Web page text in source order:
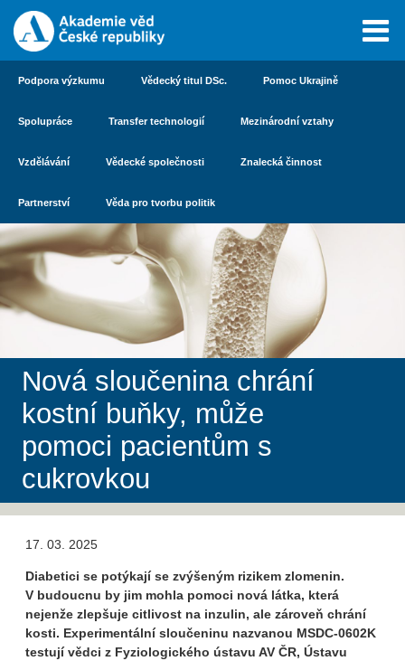
Podpora výzkumu Vědecký titul DSc. Pomoc Ukrajině
Spolupráce Transfer technologií Mezinárodní vztahy
Vzdělávání Vědecké společnosti Znalecká činnost
Partnerství Věda pro tvorbu politik
Nová sloučenina chrání
kostní buňky, může
pomoci pacientům s
cukrovkou
17. 03. 2025
Diabetici se potýkají se zvýšeným rizikem zlomenin.
V budoucnu by jim mohla pomoci nová látka, která
nejenže zlepšuje citlivost na inzulin, ale zároveň chrání
kosti. Experimentální sloučeninu nazvanou MSDC-0602K
testují vědci z Fyziologického ústavu AV ČR, Ústavu